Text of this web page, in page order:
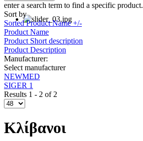
enter a search term to find a specific product.
Sort by
Sorted Product Name +/-
Product Name
Product Short description
Product Description
Manufacturer:
Select manufacturer
NEWMED
SIGER 1
Results 1 - 2 of 2
Κλίβανοι